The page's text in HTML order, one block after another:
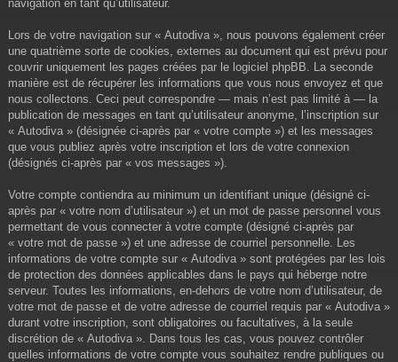
navigation en tant qu’utilisateur.
Lors de votre navigation sur « Autodiva », nous pouvons également créer
une quatrième sorte de cookies, externes au document qui est prévu pour
couvrir uniquement les pages créées par le logiciel phpBB. La seconde
manière est de récupérer les informations que vous nous envoyez et que
nous collectons. Ceci peut correspondre — mais n’est pas limité à — la
publication de messages en tant qu’utilisateur anonyme, l’inscription sur
« Autodiva » (désignée ci-après par « votre compte ») et les messages
que vous publiez après votre inscription et lors de votre connexion
(désignés ci-après par « vos messages »).
Votre compte contiendra au minimum un identifiant unique (désigné ci-
après par « votre nom d’utilisateur ») et un mot de passe personnel vous
permettant de vous connecter à votre compte (désigné ci-après par
« votre mot de passe ») et une adresse de courriel personnelle. Les
informations de votre compte sur « Autodiva » sont protégées par les lois
de protection des données applicables dans le pays qui héberge notre
serveur. Toutes les informations, en-dehors de votre nom d’utilisateur, de
votre mot de passe et de votre adresse de courriel requis par « Autodiva »
durant votre inscription, sont obligatoires ou facultatives, à la seule
discrétion de « Autodiva ». Dans tous les cas, vous pouvez contrôler
quelles informations de votre compte vous souhaitez rendre publiques ou